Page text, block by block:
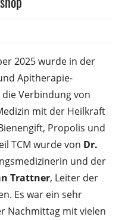
2025 wurde in der
Apitherapie-
Verbindung von
mit der Heilkraft
Propolis und
TCM wurde von Dr.
und der
Trattner, Leiter der
Es war ein sehr
Nachmittag mit vielen